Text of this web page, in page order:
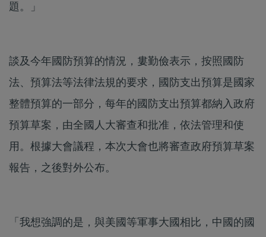
題。」
談及今年國防預算的情況，婁勤儉表示，按照國防
法、預算法等法律法規的要求，國防支出預算是國家
整體預算的一部分，每年的國防支出預算都納入政府
預算草案，由全國人大審查和批准，依法管理和使
用。根據大會議程，本次大會也將審查政府預算草案
報告，之後對外公布。
「我想強調的是，與美國等軍事大國相比，中國的國